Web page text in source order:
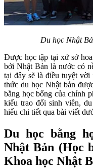
Du học Nhật
Được học tập tại xứ sở
bởi Nhật Bản là nước có
tại đây sẽ là điều tuyệt vời
thức du học Nhật bản
bằng học bổng của chính
kiểu trao đổi sinh viên,
hiểu chi tiết qua bài viết
Du học bằng
Nhật Bản (Học
Khoa học Nhật